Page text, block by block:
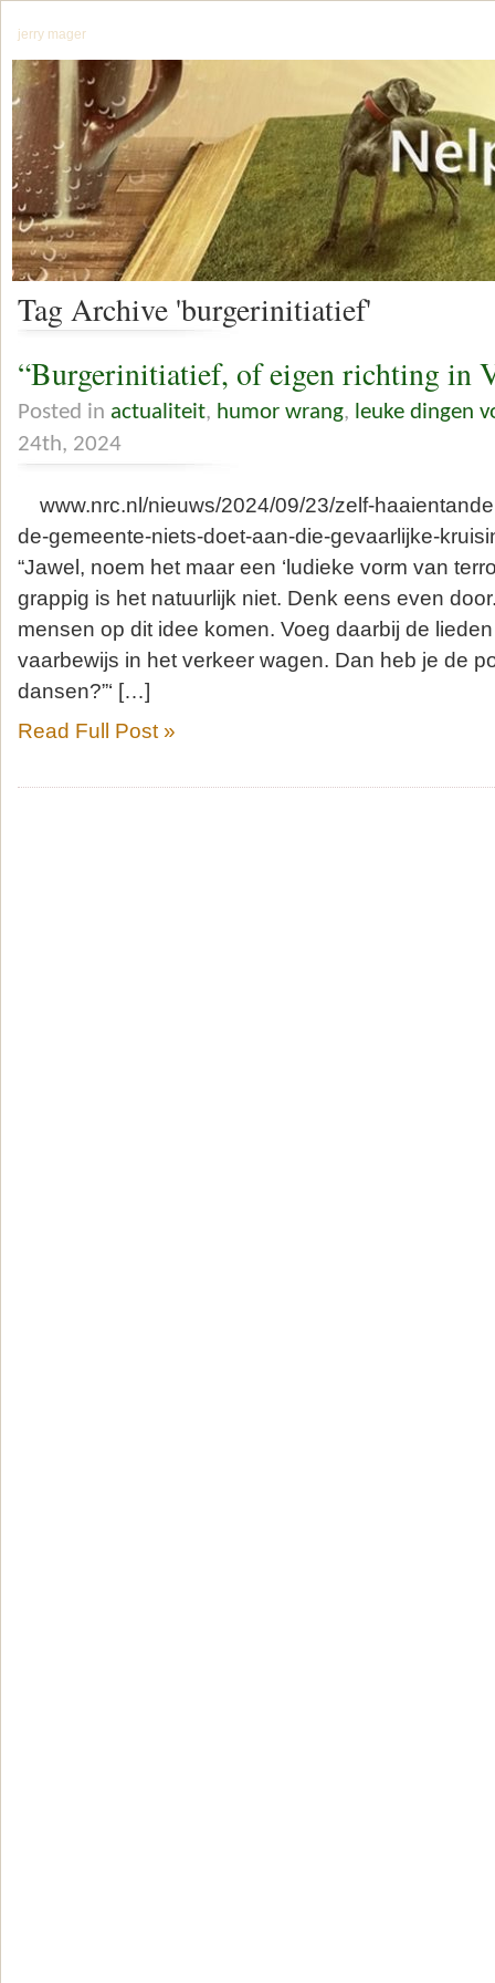
jerry mager
Tag Archive 'burgerinitiatief'
“Burgerinitiatief, of eigen richting in
Posted in actualiteit, humor wrang, leuke dingen
24th, 2024
www.nrc.nl/nieuws/2024/09/23/zelf-
de-gemeente-niets-doet-aan-die-gevaarlijke-
“Jawel, noem het maar een ‘ludieke vorm van
grappig is het natuurlijk niet. Denk eens even
mensen op dit idee komen. Voeg daarbij de
vaarbewijs in het verkeer wagen. Dan heb je de
dansen?”‘ […]
Read Full Post »